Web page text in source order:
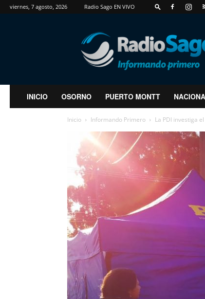
viernes, 7 agosto, 2026 Radio Sago EN VIVO
RadioSago
INICIO OSORNO PUERTO MONTT
Inicio Informando Primero La PDI investiga